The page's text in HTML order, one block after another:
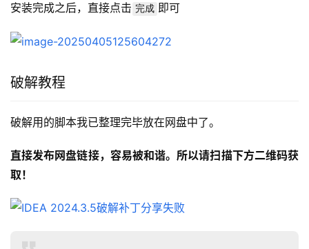
安装完成之后，直接点击 完成 即可
破解教程
破解用的脚本我已整理完毕放在网盘中了。
直接发布网盘链接，容易被和谐。所以请扫描下方二维码获
取！